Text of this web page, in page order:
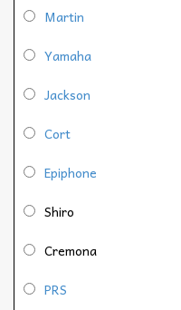
Martin
Yamaha
Jackson
Cort
Epiphone
Shiro
Cremona
PRS